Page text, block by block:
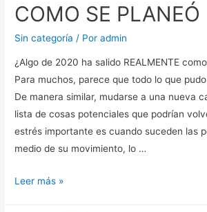
COMO SE PLANEÓ
Sin categoría / Poradmin
¿Algo de 2020 ha salido REALMENTE
Para muchos, parece que todo lo que
De manera similar, mudarse a una nueva
lista de cosas potenciales que podrían
estrés importante es cuando suceden las
medio de su movimiento, lo …
Leer más »